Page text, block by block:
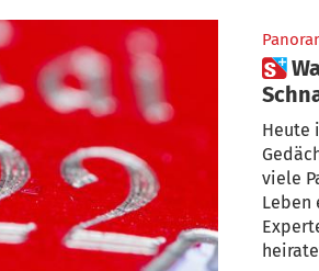
 Warum Hochzeiten an
eine
Heute
viele
Leben